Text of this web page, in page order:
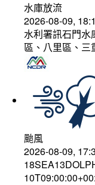
水庫放流
2026-08-09,
水利署訊石門水
區、八里區、
颱風
2026-08-09,